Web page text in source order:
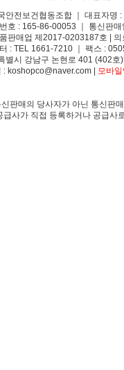
안전보건협동조합 ｜ 대표자명
호 : 165-86-00053 ｜ 통신판
판매업 제2017-0203187호 |
: TEL 1661-7210 ｜ 팩스 :
별시 강남구 논현로 401 (402호
: koshopco@naver.com | 모바
판매의 당사자가 아닌 통신판
급사가 직접 등록하거나 공급사